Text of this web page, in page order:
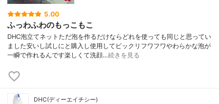
5.00
ふっわふわのもっこもこ
DHC泡立てネットただ泡を作るだけならどれを使っても同じと思ってい
ました安いし試しにと購入し使用してビックリフワフワやわらかな泡が
一瞬で作れるんです楽しくて洗顔…続きを見る
DHC(ディーエイチシー)